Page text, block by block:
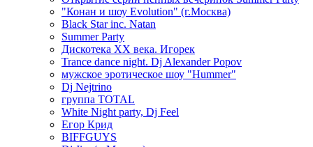
"Конан и шоу Evolution" (г.Москва)
Black Star inc. Natan
Summer Party
Дискотека ХХ века. Игорек
Trance dance night. Dj Alexander Popov
мужское эротическое шоу "Hummer"
Dj Nejtrino
группа TOTAL
White Night party, Dj Feel
Егор Крид
BIFFGUYS